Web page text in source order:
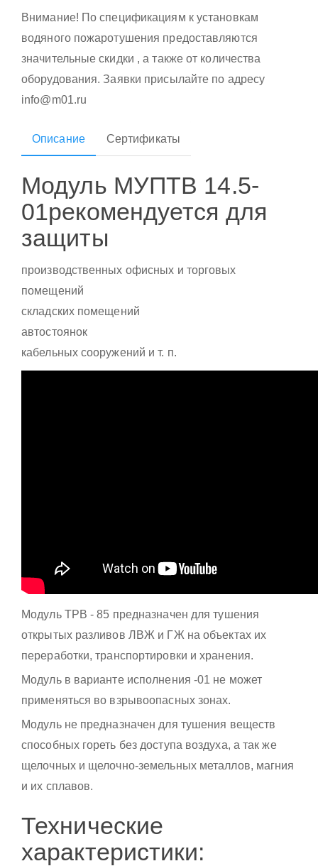
Внимание! По спецификациям к установкам
водяного пожаротушения предоставляются
значительные скидки , а также от количества
оборудования. Заявки присылайте по адресу
info@m01.ru
Описание Сертификаты
Модуль МУПТВ 14.5-
01рекомендуется для
защиты
производственных офисных и торговых
помещений
складских помещений
автостоянок
кабельных сооружений и т. п.
Модуль ТРВ - 85 предназначен для тушения
открытых разливов ЛВЖ и ГЖ на объектах их
переработки, транспортировки и хранения.
Модуль в варианте исполнения -01 не может
применяться во взрывоопасных зонах.
Модуль не предназначен для тушения веществ
способных гореть без доступа воздуха, а так же
щелочных и щелочно-земельных металлов, магния
и их сплавов.
Технические
характеристики: